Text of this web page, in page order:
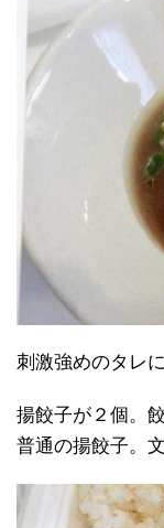
刺激強めのタレ
揚餃子が２個。
普通の揚餃子。